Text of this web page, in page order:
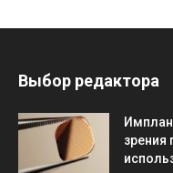
Выбор редактора
зрения